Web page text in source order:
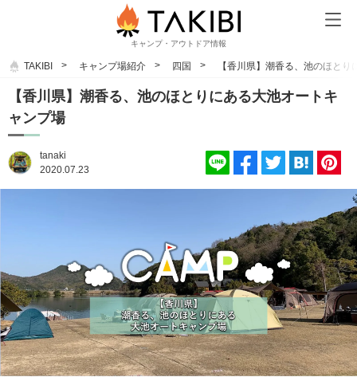
キャンプ・アウトドア情報
TAKIBI キャンプ場紹介 四国 【香川県】潮香る、池のほと
【香川県】潮香る、池のほとりにある大池オートキ
ャンプ場
tanaki
2020.07.23